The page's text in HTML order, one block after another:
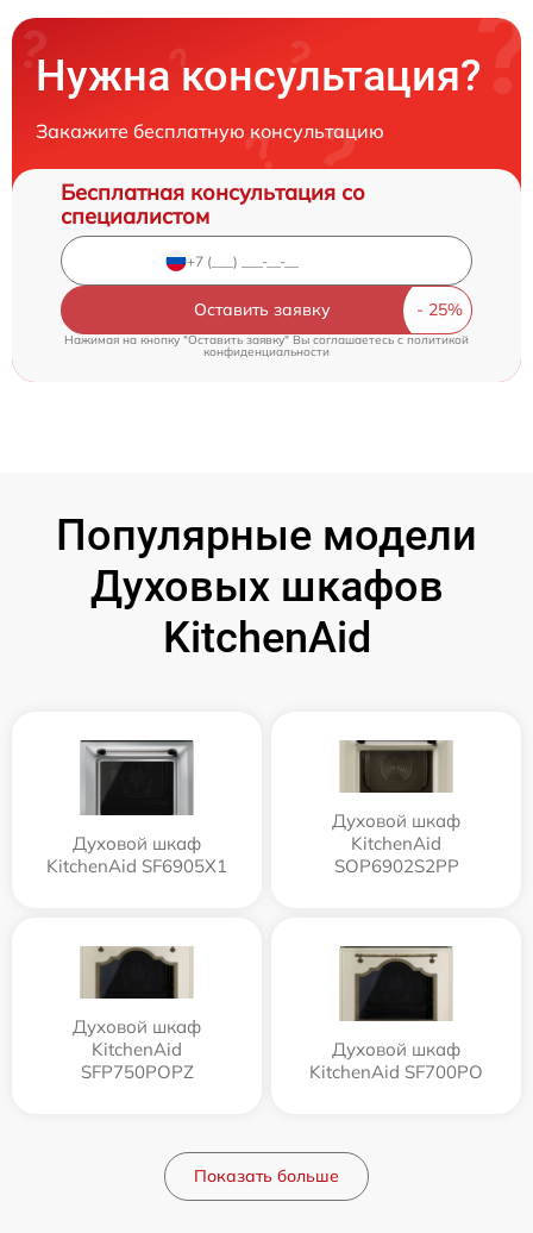
Нужна консультация?
Закажите бесплатную консультацию
Бесплатная консультация со
специалистом
Оставить заявку
Нажимая на кнопку "Оставить заявку" Вы соглашаетесь cполитикой
конфиденциальности
Популярные модели
Духовых шкафов
KitchenAid
Духовой шкаф
KitchenAid SF6905X1
Духовой шкаф
KitchenAid
SOP6902S2PP
Духовой шкаф
KitchenAid
SFP750POPZ
Духовой шкаф
KitchenAid SF700PO
Показать больше